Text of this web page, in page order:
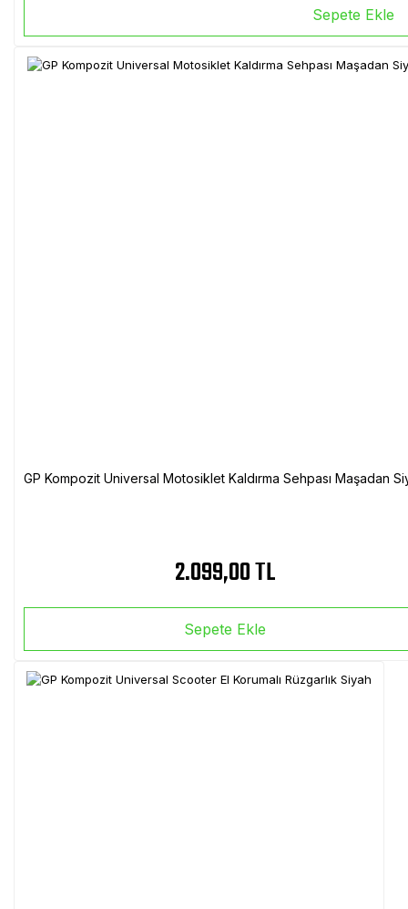
Sepete Ekle
GP Kompozit Universal Motosiklet Kaldırma Sehpası Maşadan
2.099,00 TL
Sepete Ekle